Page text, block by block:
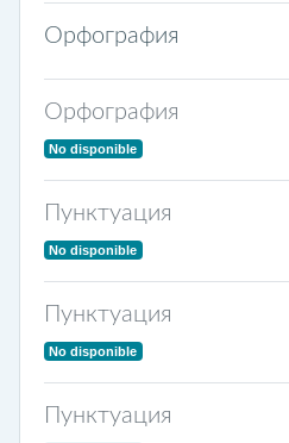
Орфография
Орфография
No disponible
Пунктуация
No disponible
Пунктуация
No disponible
Пунктуация